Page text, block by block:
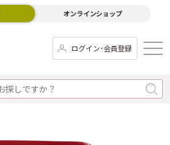
オンラインショップ
ログイン･会員登録